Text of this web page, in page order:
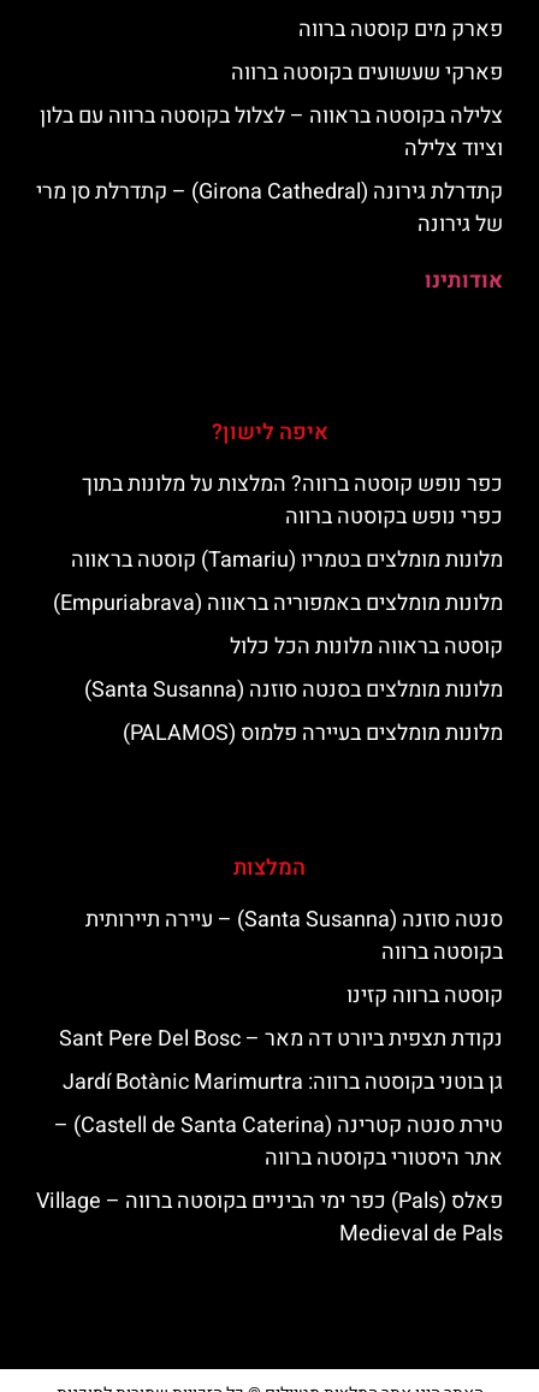
פארק מים קוסטה ברווה
פארקי שעשועים בקוסטה ברווה
צלילה בקוסטה בראווה – לצלול בקוסטה ברווה עם בלון
וציוד צלילה
קתדרלת גירונה (Girona Cathedral) – קתדרלת סן מרי
של גירונה
אודותינו
איפה לישון?
כפר נופש קוסטה ברווה? המלצות על מלונות בתוך
כפרי נופש בקוסטה ברווה
מלונות מומלצים בטמריו (Tamariu) קוסטה בראווה
מלונות מומלצים באמפוריה בראווה (Empuriabrava)
קוסטה בראווה מלונות הכל כלול
מלונות מומלצים בסנטה סוזנה (Santa Susanna)
מלונות מומלצים בעיירה פלמוס (PALAMOS)
המלצות
סנטה סוזנה (Santa Susanna) – עיירה תיירותית
בקוסטה ברווה
קוסטה ברווה קזינו
נקודת תצפית ביורט דה מאר – Sant Pere Del Bosc
גן בוטני בקוסטה ברווה: ‪‪Jardí Botànic Marimurtra‬‬
טירת סנטה קטרינה (Castell de Santa Caterina) –
אתר היסטורי בקוסטה ברווה
פאלס (Pals) כפר ימי הביניים בקוסטה ברווה – ‪‪Village
Medieval de Pals‬‬